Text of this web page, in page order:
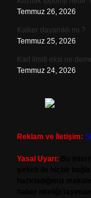
Temmuz 26, 2026
Kalker dayanıklı mı ?
Temmuz 25, 2026
Kart limiti eksi ne
Temmuz 24, 2026
Reklam ve İletişim:
Yasal Uyarı: